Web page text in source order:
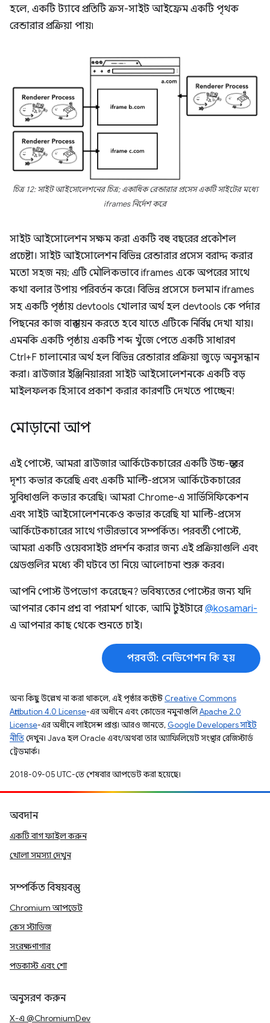
হলে, একটি ট্যাবে প্রতিটি ক্রস-সাইট আইফ্রেম একটি পৃথক
রেন্ডারার প্রক্রিয়া পায়৷
চিত্র 12: সাইট আইসোলেশনের চিত্র; একাধিক রেন্ডারার প্রসেস একটি সাইটের মধ্যে
iframes নির্দেশ করে
সাইট আইসোলেশন সক্ষম করা একটি বহু বছরের প্রকৌশল
প্রচেষ্টা। সাইট আইসোলেশন বিভিন্ন রেন্ডারার প্রসেস বরাদ্দ করার
মতো সহজ নয়; এটি মৌলিকভাবে iframes একে অপরের সাথে
কথা বলার উপায় পরিবর্তন করে। বিভিন্ন প্রসেসে চলমান iframes
সহ একটি পৃষ্ঠায় devtools খোলার অর্থ হল devtools কে পর্দার
পিছনের কাজ বাস্তবায়ন করতে হবে যাতে এটিকে নির্বিঘ্ন দেখা যায়।
এমনকি একটি পৃষ্ঠায় একটি শব্দ খুঁজে পেতে একটি সাধারণ
Ctrl+F চালানোর অর্থ হল বিভিন্ন রেন্ডারার প্রক্রিয়া জুড়ে অনুসন্ধান
করা। ব্রাউজার ইঞ্জিনিয়াররা সাইট আইসোলেশনকে একটি বড়
মাইলফলক হিসাবে প্রকাশ করার কারণটি দেখতে পাচ্ছেন!
মোড়ানো আপ
এই পোস্টে, আমরা ব্রাউজার আর্কিটেকচারের একটি উচ্চ-স্তরের
দৃশ্য কভার করেছি এবং একটি মাল্টি-প্রসেস আর্কিটেকচারের
সুবিধাগুলি কভার করেছি। আমরা Chrome-এ সার্ভিসিফিকেশন
এবং সাইট আইসোলেশনকেও কভার করেছি যা মাল্টি-প্রসেস
আর্কিটেকচারের সাথে গভীরভাবে সম্পর্কিত। পরবর্তী পোস্টে,
আমরা একটি ওয়েবসাইট প্রদর্শন করার জন্য এই প্রক্রিয়াগুলি এবং
থ্রেডগুলির মধ্যে কী ঘটবে তা নিয়ে আলোচনা শুরু করব।
আপনি পোস্ট উপভোগ করেছেন? ভবিষ্যতের পোস্টের জন্য যদি
আপনার কোন প্রশ্ন বা পরামর্শ থাকে, আমি টুইটারে@kosamari-
এ আপনার কাছ থেকে শুনতে চাই।
পরবর্তী: নেভিগেশন কি হয়
অন্য কিছু উল্লেখ না করা থাকলে, এই পৃষ্ঠার কন্টেন্ট Creative Commons
Attribution 4.0 License-এর অধীনে এবং কোডের নমুনাগুলিApache 2.0
License-এর অধীনে লাইসেন্স প্রাপ্ত। আরও জানতে, Google Developers সাইট
নীতিদেখুন। Java হল Oracle এবং/অথবা তার অ্যাফিলিয়েট সংস্থার রেজিস্টার্ড
ট্রেডমার্ক।
2018-09-05 UTC-তে শেষবার আপডেট করা হয়েছে।
অবদান
একটি বাগ ফাইল করুন
খোলা সমস্যা দেখুন
সম্পর্কিত বিষয়বস্তু
Chromium আপডেট
কেস স্টাডিজ
সংরক্ষণাগার
পডকাস্ট এবং শো
অনুসরণ করুন
X-এ @ChromiumDev